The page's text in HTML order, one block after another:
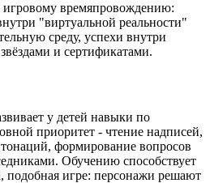
времяпровождению:
"виртуальной реальности"
среду, успехи внутри
и сертификатами.
у детей навыки по
приоритет - чтение надписей,
формирование вопросов
Обучению способствует
подобная игре: персонажи решают